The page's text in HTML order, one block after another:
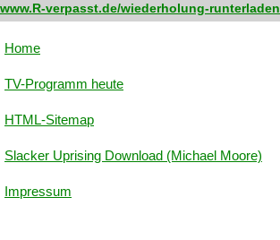
www.R-verpasst.de/wiederholung-runterladen
Home
TV-Programm heute
HTML-Sitemap
Slacker Uprising Download (Michael Moore)
Impressum